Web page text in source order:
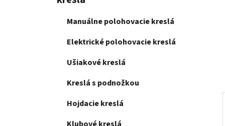
Manuálne polohovacie kreslá
Elektrické polohovacie kreslá
Ušiakové kreslá
Kreslá s podnožkou
Hojdacie kreslá